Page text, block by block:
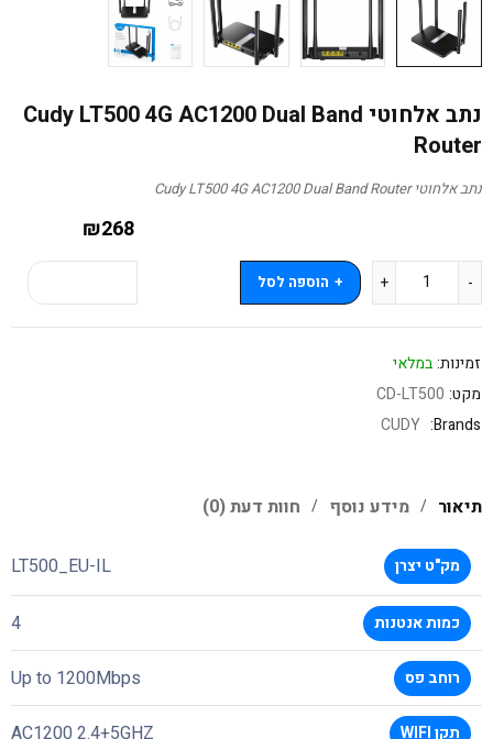
נתב אלחוטי Cudy LT500 4G AC1200 Dual Band
Router
נתב אלחוטי Cudy LT500 4G AC1200 Dual Band Router
₪268
הוספה לסל
זמינות:במלאי
מקט: CD-LT500
Brands:
CUDY
תיאור מידע נוסף חוות דעת (0)
מק"ט יצרן LT500_EU-IL
כמות אנטנות 4
רוחב פס Up to 1200Mbps
תקן WIFI AC1200 2.4+5GHZ